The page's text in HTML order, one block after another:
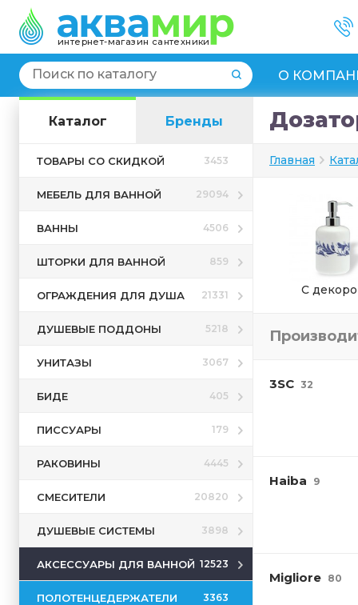
интернет-магазин сантехники
О
Каталог Бренды
ТОВАРЫ СО СКИДКОЙ 3453
МЕБЕЛЬ ДЛЯ ВАННОЙ 29094
ВАННЫ 4506
ШТОРКИ ДЛЯ ВАННОЙ 859
ОГРАЖДЕНИЯ ДЛЯ ДУША 21331
ДУШЕВЫЕ ПОДДОНЫ 5218
УНИТАЗЫ 3067
БИДЕ 405
ПИССУАРЫ 179
РАКОВИНЫ 4445
СМЕСИТЕЛИ 20820
ДУШЕВЫЕ СИСТЕМЫ 3898
АКСЕССУАРЫ ДЛЯ ВАННОЙ 12523
ПОЛОТЕНЦЕДЕРЖАТЕЛИ 3363
Главная
С
3SC 32
Haiba 9
Migliore 80